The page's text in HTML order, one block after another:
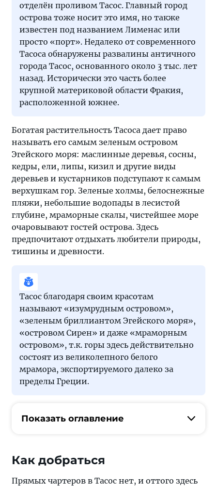
отделён проливом Тасос. Главный город
острова тоже носит это имя, но также
известен под названием Лименас или
просто «порт». Недалеко от современного
Тасоса обнаружены развалины античного
города Тасос, основанного около 3 тыс. лет
назад. Исторически это часть более
крупной материковой области Фракия,
расположенной южнее.
Богатая растительность Тасоса дает право
называть его самым зеленым островом
Эгейского моря: маслинные деревья, сосны,
кедры, ели, липы, кизил и другие виды
деревьев и кустарников подступают к самым
верхушкам гор. Зеленые холмы, белоснежные
пляжи, небольшие водопады в лесистой
глубине, мраморные скалы, чистейшее море
очаровывают гостей острова. Здесь
предпочитают отдыхать любители природы,
тишины и древности.
Тасос благодаря своим красотам
называют «изумрудным островом»,
«зеленым бриллиантом Эгейского моря»,
«островом Сирен» и даже «мраморным
островом», т.к. горы здесь действительно
состоят из великолепного белого
мрамора, экспортируемого далеко за
пределы Греции.
Показать оглавление
Как добраться
Прямых чартеров в Тасос нет, и оттого здесь